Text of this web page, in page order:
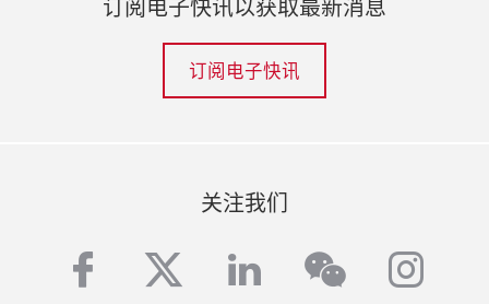
订阅电子快讯
关注我们
facebook
twitterlinkedinwechat